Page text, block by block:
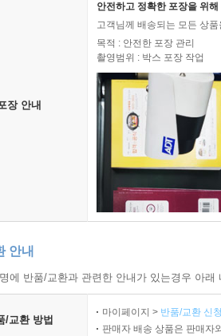
장 안내
안전하고 정확한 포장을 위
고객님께 배송되는 모든 상
목적 : 안전한 포장 관리
촬영범위 : 박스 포장 작업
안내
에 반품/교환과 관련한 안내가 있는경우 아
/교환 방법
마이페이지 > 반품/교환 신
판매자 배송 상품은 판매자